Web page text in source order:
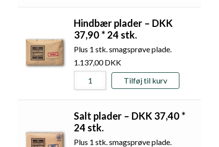
Hindbær plader – DKK
37,90 * 24 stk.
Plus 1 stk. smagsprøve plade.
1.137,00DKK
Tilføj til kurv
Salt plader – DKK 37,40 *
24 stk.
Plus 1 stk. smagsprøve plade.